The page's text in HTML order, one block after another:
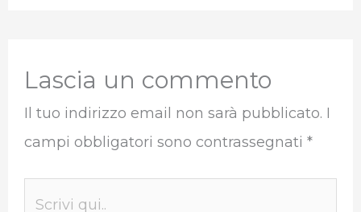
Lascia un commento
Il tuo indirizzo email non sarà pubblicato. I
campi obbligatori sono contrassegnati *